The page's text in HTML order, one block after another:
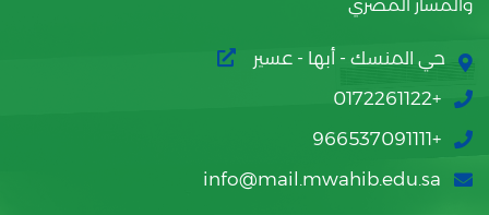
والمسار المصري
حي المنسك - أبها - عسير
+0172261122
+966537091111
info@mail.mwahib.edu.sa